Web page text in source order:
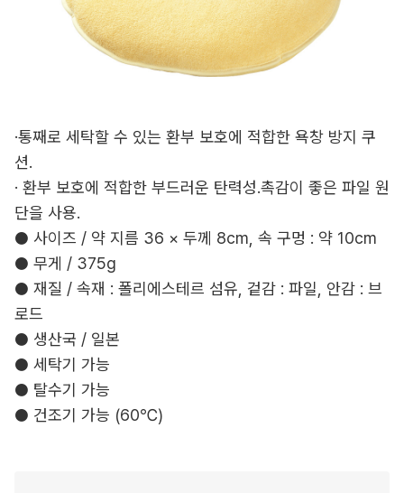
·통째로 세탁할 수 있는 환부 보호에 적합한 욕창 방지 쿠
션.
· 환부 보호에 적합한 부드러운 탄력성.촉감이 좋은 파일 원
단을 사용.
● 사이즈 / 약 지름 36 × 두께 8cm, 속 구멍 : 약 10cm
● 무게 / 375g
● 재질 / 속재 : 폴리에스테르 섬유, 겉감 : 파일, 안감 : 브
로드
● 생산국 / 일본
● 세탁기 가능
● 탈수기 가능
● 건조기 가능 (60℃)